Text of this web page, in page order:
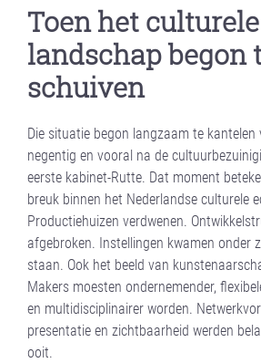
Toen het culturele
landschap begon
schuiven
Die situatie begon langzaam te kantelen
negentig en vooral na de
eerste kabinet-Rutte. Dat moment
breuk binnen het Nederlandse culturele
Productiehuizen verdwenen.
afgebroken. Instellingen kwamen onder
staan. Ook het beeld van
Makers moesten ondernemender,
en multidisciplinairer worden.
presentatie en zichtbaarheid werden
ooit.